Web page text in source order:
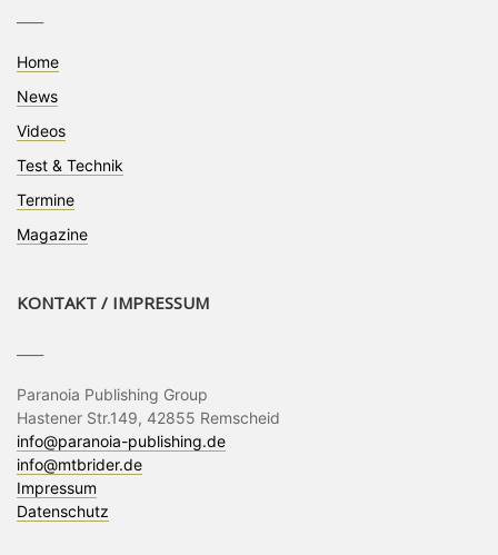
Home
News
Videos
Test & Technik
Termine
Magazine
KONTAKT / IMPRESSUM
Paranoia Publishing Group
Hastener Str.149, 42855 Remscheid
info@paranoia-publishing.de
info@mtbrider.de
Impressum
Datenschutz